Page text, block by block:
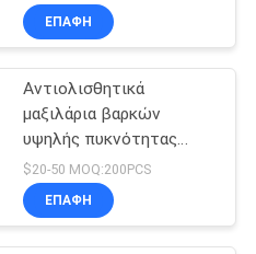
μη
βαρκών
ΕΠΑΦΉ
Αντιολισθητικά
μαξιλάρια βαρκών
υψηλής πυκνότητας
αυτοκόλλητα W2.4m
$20-50 MOQ:200PCS
ΕΠΑΦΉ